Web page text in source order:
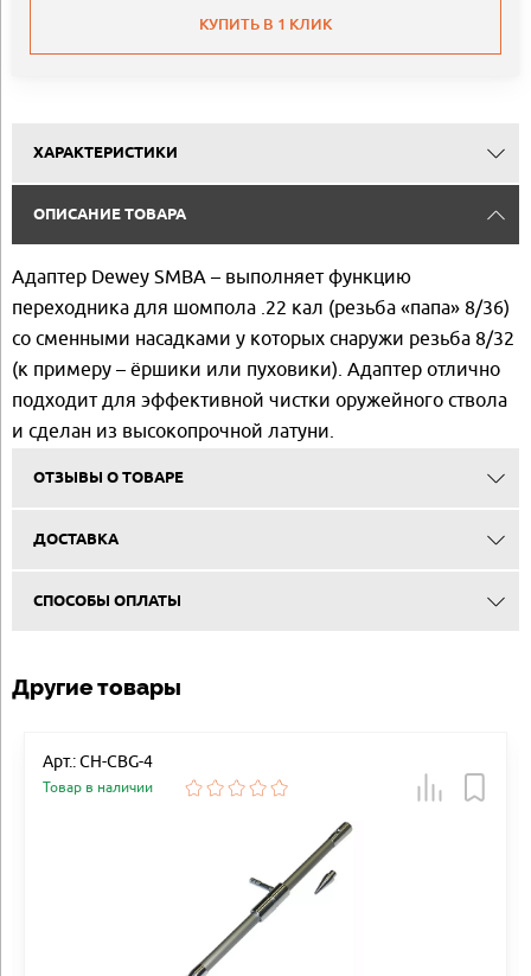
КУПИТЬ В 1 КЛИК
ХАРАКТЕРИСТИКИ
ОПИСАНИЕ ТОВАРА
Адаптер Dewey SMBA – выполняет функцию
переходника для шомпола .22 кал (резьба «папа» 8/36)
со сменными насадками у которых снаружи резьба 8/32
(к примеру – ёршики или пуховики). Адаптер отлично
подходит для эффективной чистки оружейного ствола
и сделан из высокопрочной латуни.
ОТЗЫВЫ О ТОВАРЕ
ДОСТАВКА
СПОСОБЫ ОПЛАТЫ
Другие товары
Арт.: CH-CBG-4
Товар в наличии